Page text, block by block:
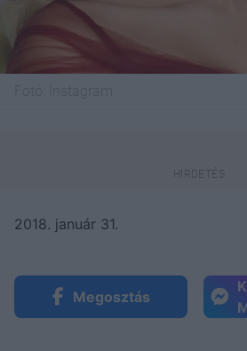
2018. január 31.
Megosztás